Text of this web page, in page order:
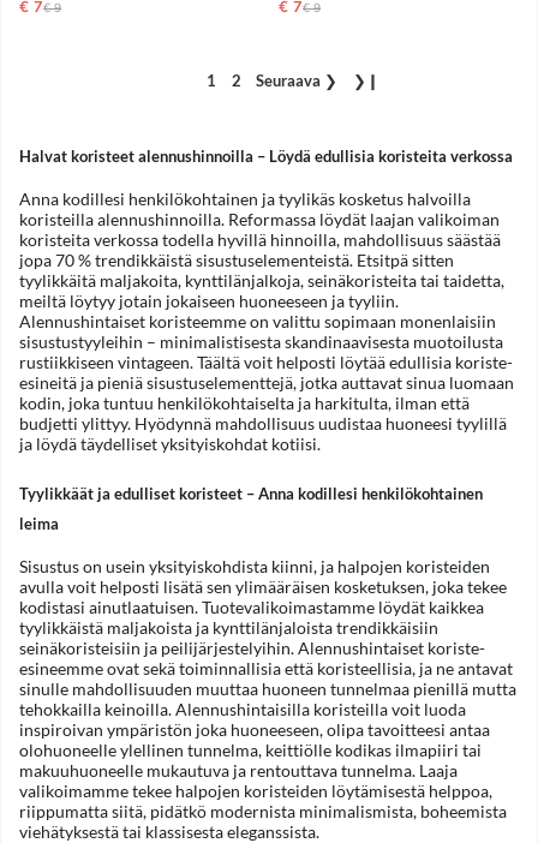
€ 7Normaali hinta
€ 9 € 7Normaali hinta
€ 9
1 2 Seuraava ❯ ❯❙
Halvat koristeet alennushinnoilla – Löydä edullisia koristeita verkossa
Anna kodillesi henkilökohtainen ja tyylikäs kosketus halvoilla
koristeilla alennushinnoilla. Reformassa löydät laajan valikoiman
koristeita verkossa todella hyvillä hinnoilla, mahdollisuus säästää
jopa 70 % trendikkäistä sisustuselementeistä. Etsitpä sitten
tyylikkäitä maljakoita, kynttilänjalkoja, seinäkoristeita tai taidetta,
meiltä löytyy jotain jokaiseen huoneeseen ja tyyliin.
Alennushintaiset koristeemme on valittu sopimaan monenlaisiin
sisustustyyleihin – minimalistisesta skandinaavisesta muotoilusta
rustiikkiseen vintageen. Täältä voit helposti löytää edullisia koriste-
esineitä ja pieniä sisustuselementtejä, jotka auttavat sinua luomaan
kodin, joka tuntuu henkilökohtaiselta ja harkitulta, ilman että
budjetti ylittyy. Hyödynnä mahdollisuus uudistaa huoneesi tyylillä
ja löydä täydelliset yksityiskohdat kotiisi.
Tyylikkäät ja edulliset koristeet – Anna kodillesi henkilökohtainen
leima
Sisustus on usein yksityiskohdista kiinni, ja halpojen koristeiden
avulla voit helposti lisätä sen ylimääräisen kosketuksen, joka tekee
kodistasi ainutlaatuisen. Tuotevalikoimastamme löydät kaikkea
tyylikkäistä maljakoista ja kynttilänjaloista trendikkäisiin
seinäkoristeisiin ja peilijärjestelyihin. Alennushintaiset koriste-
esineemme ovat sekä toiminnallisia että koristeellisia, ja ne antavat
sinulle mahdollisuuden muuttaa huoneen tunnelmaa pienillä mutta
tehokkailla keinoilla. Alennushintaisilla koristeilla voit luoda
inspiroivan ympäristön joka huoneeseen, olipa tavoitteesi antaa
olohuoneelle ylellinen tunnelma, keittiölle kodikas ilmapiiri tai
makuuhuoneelle mukautuva ja rentouttava tunnelma. Laaja
valikoimamme tekee halpojen koristeiden löytämisestä helppoa,
riippumatta siitä, pidätkö modernista minimalismista, boheemista
viehätyksestä tai klassisesta eleganssista.